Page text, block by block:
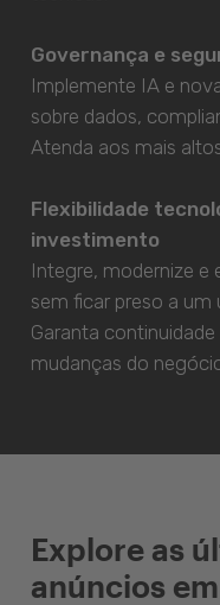
Governança e
Implemente IA e
sobre dados,
Atenda aos mais
Flexibilidade
investimento
Integre, modernize e
sem ficar preso a
Garanta
mudanças do
Explore as
anúncios